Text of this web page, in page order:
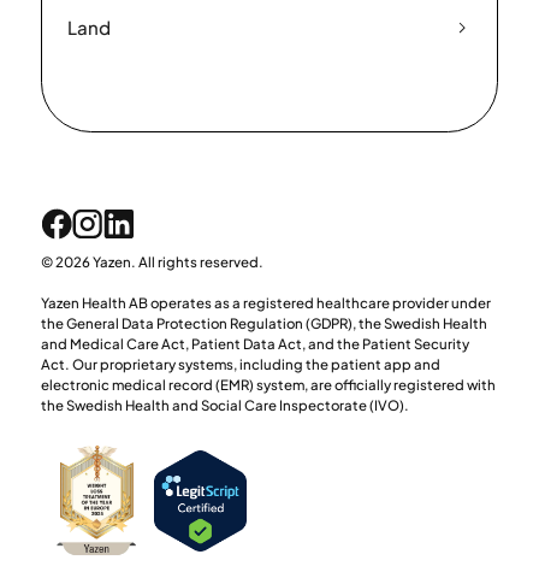
Land
© 2026 Yazen. All rights reserved.
Yazen Health AB operates as a registered healthcare provider under
the General Data Protection Regulation (GDPR), the Swedish Health
and Medical Care Act, Patient Data Act, and the Patient Security
Act. Our proprietary systems, including the patient app and
electronic medical record (EMR) system, are officially registered with
the Swedish Health and Social Care Inspectorate (IVO).